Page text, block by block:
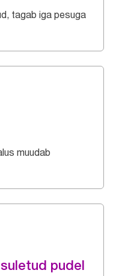
tagab iga pesuga
muudab
pudel